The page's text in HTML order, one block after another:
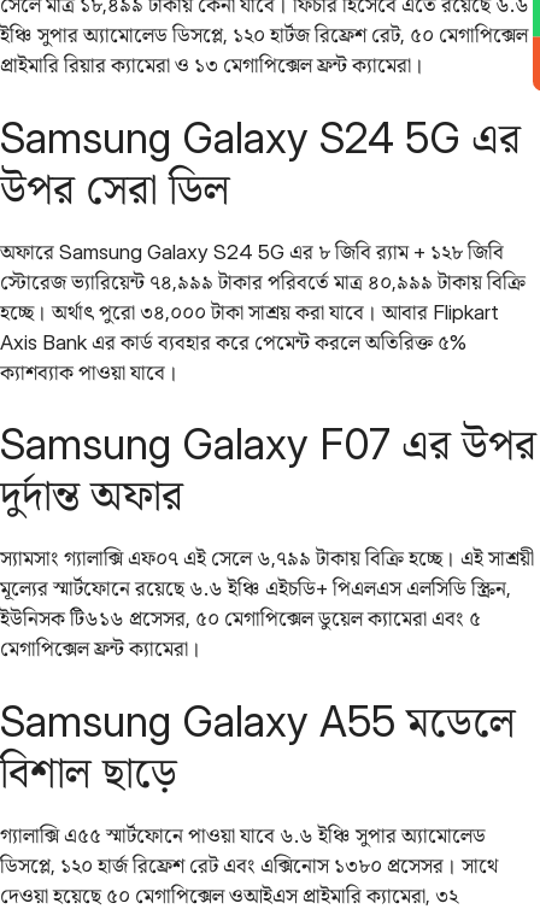
সেলে মাত্র ১৮,৪৯৯ টাকায় কেনা যাবে। ফিচার হিসেবে এতে রয়েছে ৬.৬
ইঞ্চি সুপার অ্যামোলেড ডিসপ্লে, ১২০ হার্টজ রিফ্রেশ রেট, ৫০ মেগাপিক্সেল
প্রাইমারি রিয়ার ক্যামেরা ও ১৩ মেগাপিক্সেল ফ্রন্ট ক্যামেরা।
Samsung Galaxy S24 5G এর
উপর সেরা ডিল
অফারে Samsung Galaxy S24 5G এর ৮ জিবি র‌্যাম + ১২৮ জিবি
স্টোরেজ ভ্যারিয়েন্ট ৭৪,৯৯৯ টাকার পরিবর্তে মাত্র ৪০,৯৯৯ টাকায় বিক্রি
হচ্ছে। অর্থাৎ পুরো ৩৪,০০০ টাকা সাশ্রয় করা যাবে। আবার Flipkart
Axis Bank এর কার্ড ব্যবহার করে পেমেন্ট করলে অতিরিক্ত ৫%
ক্যাশব্যাক পাওয়া যাবে।
Samsung Galaxy F07 এর উপর
দুর্দান্ত অফার
স্যামসাং গ্যালাক্সি এফ০৭ এই সেলে ৬,৭৯৯ টাকায় বিক্রি হচ্ছে। এই সাশ্রয়ী
মূল্যের স্মার্টফোনে রয়েছে ৬.৬ ইঞ্চি এইচডি+ পিএলএস এলসিডি স্ক্রিন,
ইউনিসক টি৬১৬ প্রসেসর, ৫০ মেগাপিক্সেল ডুয়েল ক্যামেরা এবং ৫
মেগাপিক্সেল ফ্রন্ট ক্যামেরা।
Samsung Galaxy A55 মডেলে
বিশাল ছাড়ে
গ্যালাক্সি এ৫৫ স্মার্টফোনে পাওয়া যাবে ৬.৬ ইঞ্চি সুপার অ্যামোলেড
ডিসপ্লে, ১২০ হার্জ রিফ্রেশ রেট এবং এক্সিনোস ১৩৮০ প্রসেসর। সাথে
দেওয়া হয়েছে ৫০ মেগাপিক্সেল ওআইএস প্রাইমারি ক্যামেরা, ৩২